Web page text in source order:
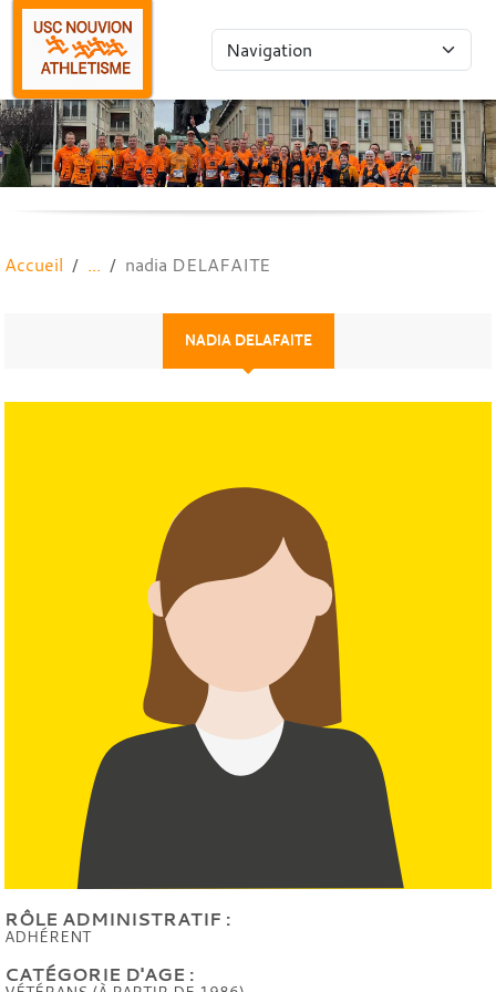
Accueil nadia DELAFAITE
NADIA DELAFAITE
RÔLE ADMINISTRATIF :
ADHÉRENT
CATÉGORIE D'AGE :
Panneau de gestion des cookies